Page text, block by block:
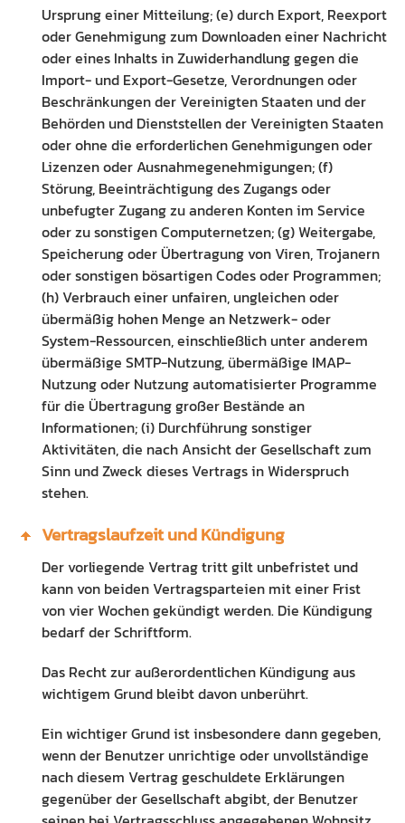
Ursprung einer Mitteilung; (e) durch Export, Reexport
oder Genehmigung zum Downloaden einer Nachricht
oder eines Inhalts in Zuwiderhandlung gegen die
Import- und Export-Gesetze, Verordnungen oder
Beschränkungen der Vereinigten Staaten und der
Behörden und Dienststellen der Vereinigten Staaten
oder ohne die erforderlichen Genehmigungen oder
Lizenzen oder Ausnahmegenehmigungen; (f)
Störung, Beeinträchtigung des Zugangs oder
unbefugter Zugang zu anderen Konten im Service
oder zu sonstigen Computernetzen; (g) Weitergabe,
Speicherung oder Übertragung von Viren, Trojanern
oder sonstigen bösartigen Codes oder Programmen;
(h) Verbrauch einer unfairen, ungleichen oder
übermäßig hohen Menge an Netzwerk- oder
System-Ressourcen, einschließlich unter anderem
übermäßige SMTP-Nutzung, übermäßige IMAP-
Nutzung oder Nutzung automatisierter Programme
für die Übertragung großer Bestände an
Informationen; (i) Durchführung sonstiger
Aktivitäten, die nach Ansicht der Gesellschaft zum
Sinn und Zweck dieses Vertrags in Widerspruch
stehen.
Vertragslaufzeit und Kündigung
Der vorliegende Vertrag tritt gilt unbefristet und
kann von beiden Vertragsparteien mit einer Frist
von vier Wochen gekündigt werden. Die Kündigung
bedarf der Schriftform.
Das Recht zur außerordentlichen Kündigung aus
wichtigem Grund bleibt davon unberührt.
Ein wichtiger Grund ist insbesondere dann gegeben,
wenn der Benutzer unrichtige oder unvollständige
nach diesem Vertrag geschuldete Erklärungen
gegenüber der Gesellschaft abgibt, der Benutzer